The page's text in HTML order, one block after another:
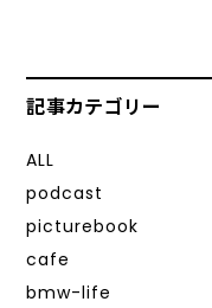
記事カテゴリー
ALL
podcast
picturebook
cafe
bmw-life